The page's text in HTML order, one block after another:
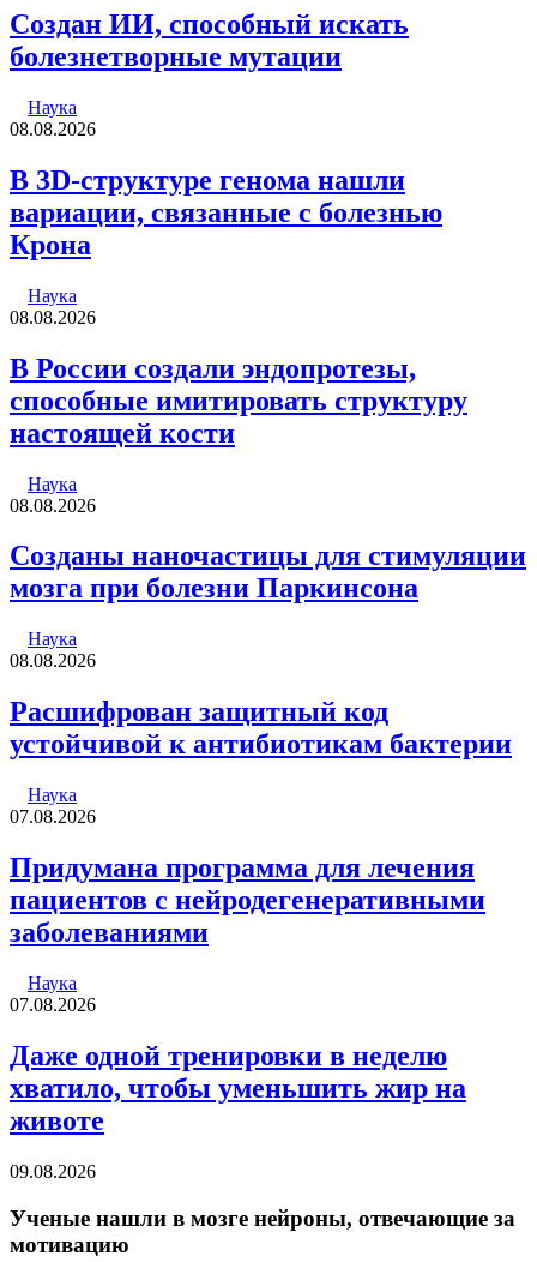
Создан ИИ, способный искать
болезнетворные мутации
Наука
08.08.2026
В 3D-структуре генома нашли
вариации, связанные с болезнью
Крона
Наука
08.08.2026
В России создали эндопротезы,
способные имитировать структуру
настоящей кости
Наука
08.08.2026
Созданы наночастицы для стимуляции
мозга при болезни Паркинсона
Наука
08.08.2026
Расшифрован защитный код
устойчивой к антибиотикам бактерии
Наука
07.08.2026
Придумана программа для лечения
пациентов с нейродегенеративными
заболеваниями
Наука
07.08.2026
Даже одной тренировки в неделю
хватило, чтобы уменьшить жир на
животе
09.08.2026
Ученые нашли в мозге нейроны, отвечающие за
мотивацию